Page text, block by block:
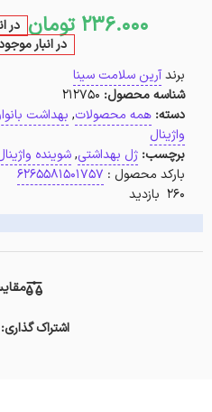
236.000 تومان در
در انبار
برندآرین سلامت سینا
شناسه محصول: 212750
دسته: همه محصولات, بهداشت
واژینال
برچسب: ژل بهداشتی,شوینده
بارکد محصول : 6265581501757
260 بازدید
اشتراک گذاری: